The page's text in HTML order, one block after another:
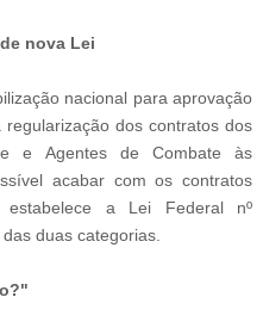
nova Lei
nacional para aprovação
dos contratos dos
e Agentes de Combate às
acabar com os contratos
a Lei Federal nº
duas categorias.